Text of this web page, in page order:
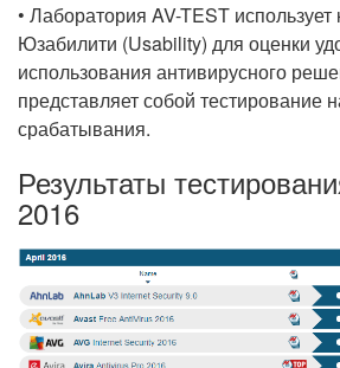
• Лаборатория AV-TEST использует
Юзабилити (Usability) для оценки
использования антивирусного
представляет собой тестирование
срабатывания.
Результаты
2016